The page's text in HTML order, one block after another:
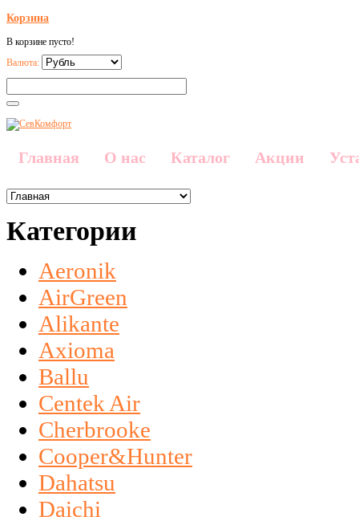
Корзина
В корзине пусто!
Валюта:
Главная О нас Каталог Акции
Категории
Aeronik
AirGreen
Alikante
Axioma
Ballu
Centek Air
Cherbrooke
Cooper&Hunter
Dahatsu
Daichi